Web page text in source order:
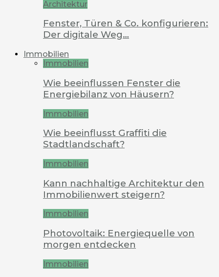
Architektur
Fenster, Türen & Co. konfigurieren:
Der digitale Weg…
Immobilien
Immobilien
Wie beeinflussen Fenster die
Energiebilanz von Häusern?
Immobilien
Wie beeinflusst Graffiti die
Stadtlandschaft?
Immobilien
Kann nachhaltige Architektur den
Immobilienwert steigern?
Immobilien
Photovoltaik: Energiequelle von
morgen entdecken
Immobilien